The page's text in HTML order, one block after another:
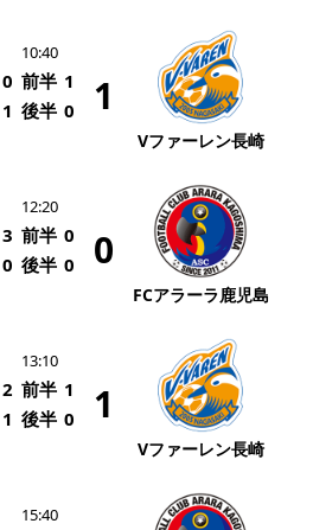
10:40
0 前半 1 1
1 後半 0
Vファーレン長崎
12:20
3 前半 0 0
0 後半 0
FCアラーラ鹿児島
13:10
2 前半 1 1
1 後半 0
Vファーレン長崎
15:40